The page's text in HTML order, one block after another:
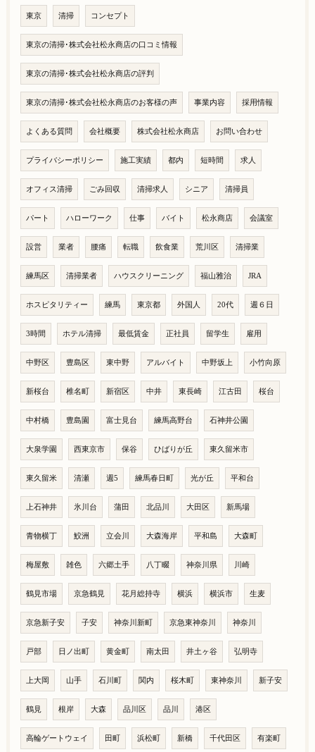
東京 清掃 コンセプト
東京の清掃･株式会社松永商店の口コミ情報
東京の清掃･株式会社松永商店の評判
東京の清掃･株式会社松永商店のお客様の声 事業内容 採用情報
よくある質問 会社概要 株式会社松永商店 お問い合わせ
プライバシーポリシー 施工実績 都内 短時間 求人
オフィス清掃 ごみ回収 清掃求人 シニア 清掃員
パート ハローワーク 仕事 バイト 松永商店 会議室
設営 業者 腰痛 転職 飲食業 荒川区 清掃業
練馬区 清掃業者 ハウスクリーニング 福山雅治 JRA
ホスピタリティー 練馬 東京都 外国人 20代 週６日
3時間 ホテル清掃 最低賃金 正社員 留学生 雇用
中野区 豊島区 東中野 アルバイト 中野坂上 小竹向原
新桜台 椎名町 新宿区 中井 東長崎 江古田 桜台
中村橋 豊島園 富士見台 練馬高野台 石神井公園
大泉学園 西東京市 保谷 ひばりが丘 東久留米市
東久留米 清瀬 週5 練馬春日町 光が丘 平和台
上石神井 氷川台 蒲田 北品川 大田区 新馬場
青物横丁 鮫洲 立会川 大森海岸 平和島 大森町
梅屋敷 雑色 六郷土手 八丁畷 神奈川県 川崎
鶴見市場 京急鶴見 花月総持寺 横浜 横浜市 生麦
京急新子安 子安 神奈川新町 京急東神奈川 神奈川
戸部 日ノ出町 黄金町 南太田 井土ヶ谷 弘明寺
上大岡 山手 石川町 関内 桜木町 東神奈川 新子安
鶴見 根岸 大森 品川区 品川 港区
高輪ゲートウェイ 田町 浜松町 新橋 千代田区 有楽町